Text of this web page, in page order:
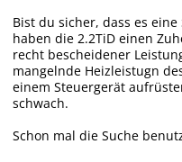
Bist du sicher, dass es
haben die 2.2TiD einen
recht bescheidener
mangelnde Heizleistugn
einem Steuergerät
schwach.
Schon mal die Suche